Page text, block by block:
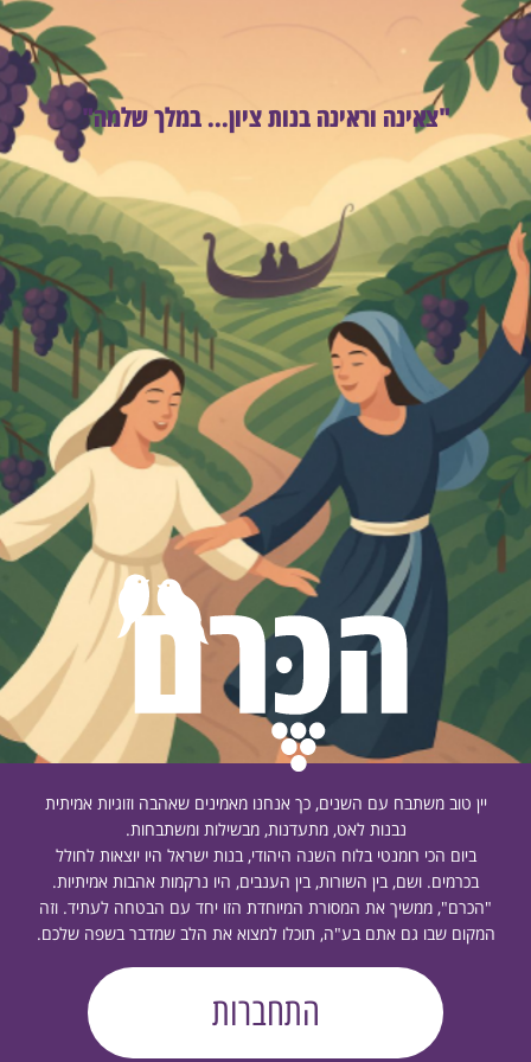
"צאינה וראינה בנות ציון... במלך שלמה"
יין טוב משתבח עם השנים, כך אנחנו מאמינים שאהבה וזוגיות אמיתית
נבנות לאט, מתעדנות, מבשילות ומשתבחות.
ביום הכי רומנטי בלוח השנה היהודי, בנות ישראל היו יוצאות לחולל
בכרמים. ושם, בין השורות, בין הענבים, היו נרקמות אהבות אמיתיות.
"הכרם", ממשיך את המסורת המיוחדת הזו יחד עם הבטחה לעתיד. וזה
המקום שבו גם אתם בע"ה, תוכלו למצוא את הלב שמדבר בשפה שלכם.
התחברות